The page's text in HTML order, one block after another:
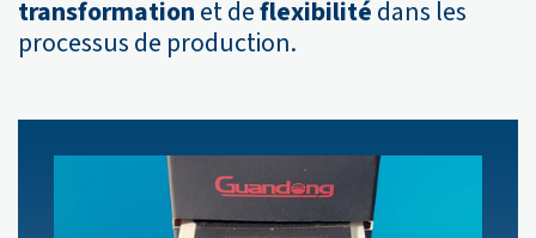
transformation et deflexibilité dans les
processus de production.